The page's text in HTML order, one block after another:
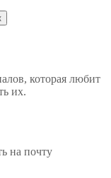
которая любит
их.
на почту